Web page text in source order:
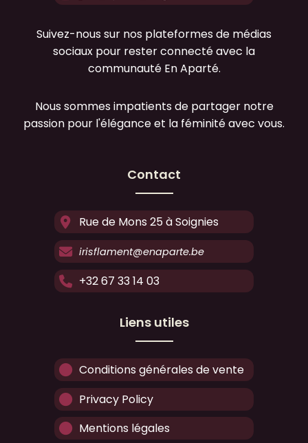
Suivez-nous sur nos plateformes de médias
sociaux pour rester connecté avec la
communauté En Aparté.
Nous sommes impatients de partager notre
passion pour l'élégance et la féminité avec vous.
Contact
Rue de Mons 25 à Soignies
irisflament@enaparte.be
+32 67 33 14 03
Liens utiles
Conditions générales de vente
Privacy Policy
Mentions légales